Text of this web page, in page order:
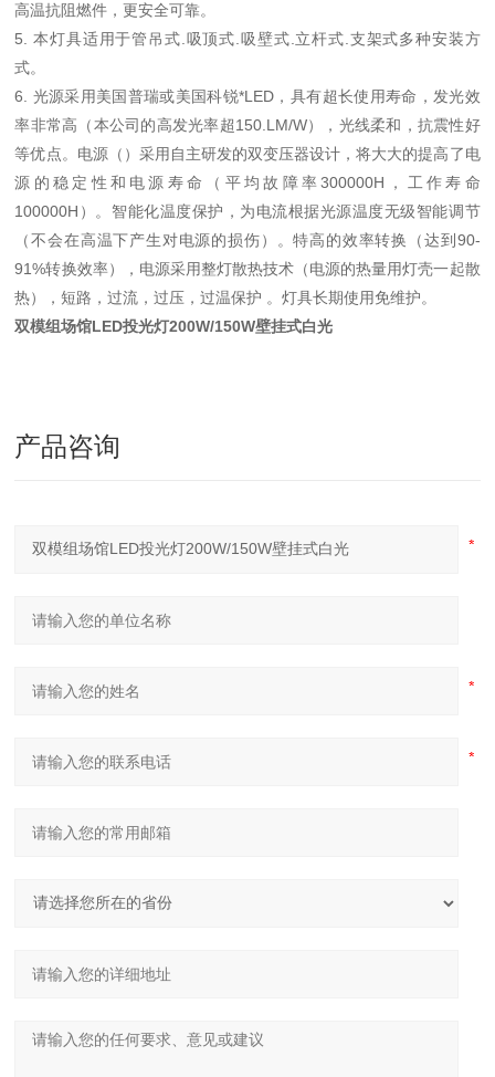
高温抗阻燃件，更安全可靠。
5. 本灯具适用于管吊式.吸顶式.吸壁式.立杆式.支架式多种安装方
式。
6. 光源采用美国普瑞或美国科锐*LED，具有超长使用寿命，发光效
率非常高（本公司的高发光率超150.LM/W），光线柔和，抗震性好
等优点。电源（）采用自主研发的双变压器设计，将大大的提高了电
源的稳定性和电源寿命（平均故障率300000H，工作寿命
100000H）。智能化温度保护，为电流根据光源温度无级智能调节
（不会在高温下产生对电源的损伤）。特高的效率转换（达到90-
91%转换效率），电源采用整灯散热技术（电源的热量用灯壳一起散
热），短路，过流，过压，过温保护 。灯具长期使用免维护。
双模组场馆LED投光灯200W/150W壁挂式白光
产品咨询